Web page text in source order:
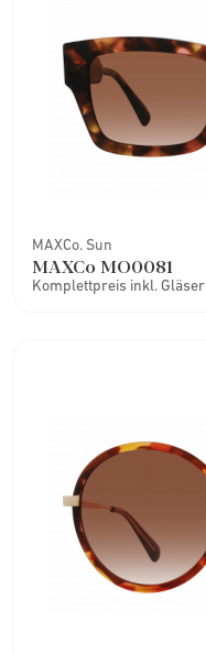
MAXCo. Sun
MAXCo MO0081
Komplettpreis inkl. Gläser